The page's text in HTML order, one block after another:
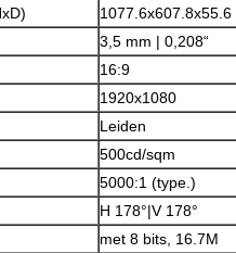
1077.6x607.8x55.6
3,5 mm | 0,208“
16:9
1920x1080
Leiden
500cd/sqm
5000:1 (type.)
H 178°|V 178°
met 8 bits, 16.7M